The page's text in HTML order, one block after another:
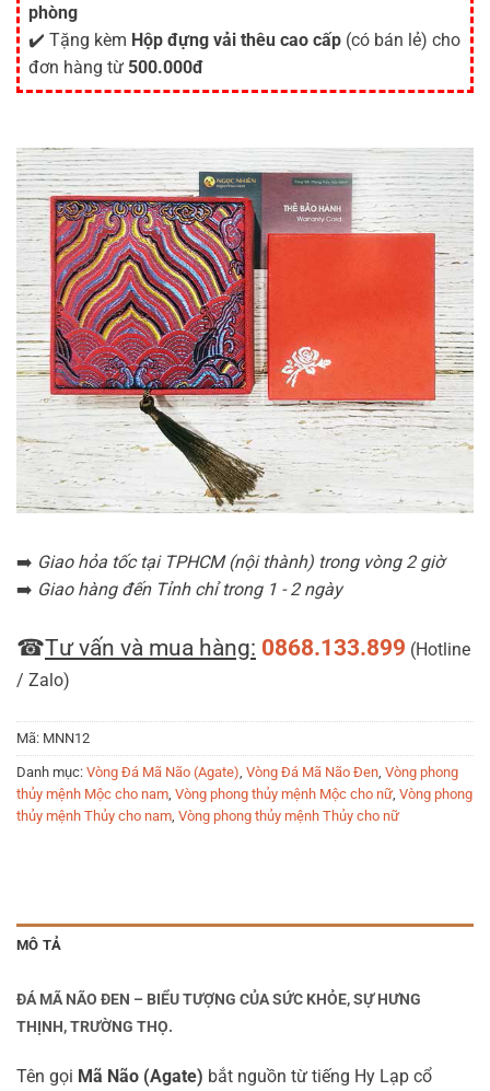
phòng
✔️ Tặng kèm Hộp đựng vải thêu cao cấp (có bán lẻ) cho
đơn hàng từ 500.000đ
➡️ Giao hỏa tốc tại TPHCM (nội thành) trong vòng 2 giờ
➡️ Giao hàng đến Tỉnh chỉ trong 1 - 2 ngày
☎Tư vấn và mua hàng: 0868.133.899 (Hotline
/ Zalo)
Mã: MNN12
Danh mục: Vòng Đá Mã Não (Agate), Vòng Đá Mã Não Đen, Vòng phong
thủy mệnh Mộc cho nam, Vòng phong thủy mệnh Mộc cho nữ, Vòng phong
thủy mệnh Thủy cho nam, Vòng phong thủy mệnh Thủy cho nữ
MÔ TẢ
ĐÁ MÃ NÃO ĐEN – BIỂU TƯỢNG CỦA SỨC KHỎE, SỰ HƯNG
THỊNH, TRƯỜNG THỌ.
Tên gọi Mã Não (Agate) bắt nguồn từ tiếng Hy Lạp cổ